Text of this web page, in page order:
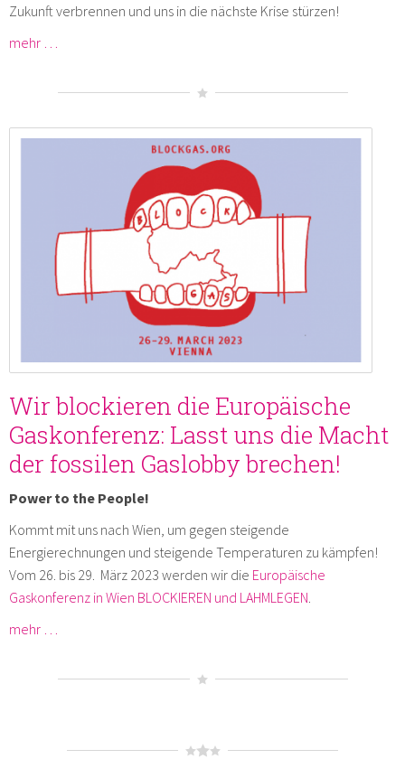
Zukunft verbrennen und uns in die nächste Krise stürzen!
mehr …
Wir blockieren die Europäische
Gaskonferenz: Lasst uns die Macht
der fossilen Gaslobby brechen!
Power to the People!
Kommt mit uns nach Wien, um gegen steigende
Energierechnungen und steigende Temperaturen zu kämpfen!
Vom 26. bis 29. März 2023 werden wir die Europäische
Gaskonferenz in Wien BLOCKIEREN und LAHMLEGEN
mehr …